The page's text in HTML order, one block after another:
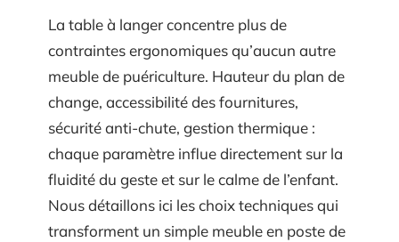
La table à langer concentre plus de
contraintes ergonomiques qu’aucun autre
meuble de puériculture. Hauteur du plan de
change, accessibilité des fournitures,
sécurité anti-chute, gestion thermique :
chaque paramètre influe directement sur la
fluidité du geste et sur le calme de l’enfant.
Nous détaillons ici les choix techniques qui
transforment un simple meuble en poste de